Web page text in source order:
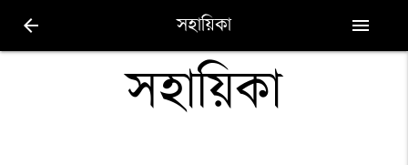
arrow_back সহায়িকা menu
সহায়িকা